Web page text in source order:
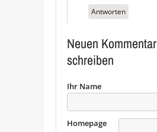
Antworten
Neuen Kommentar
schreiben
Ihr Name
Homepage